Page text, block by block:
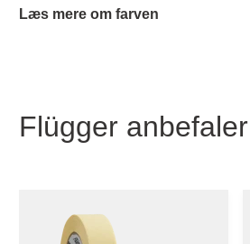
Læs mere om farven
Flügger anbefaler